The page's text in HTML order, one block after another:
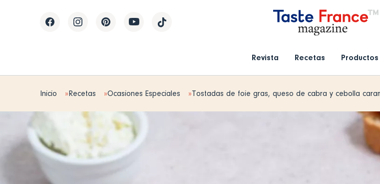
Revista Recetas
Inicio Recetas Ocasiones Especiales Tostadas de foie gras, queso de cabra y cebolla